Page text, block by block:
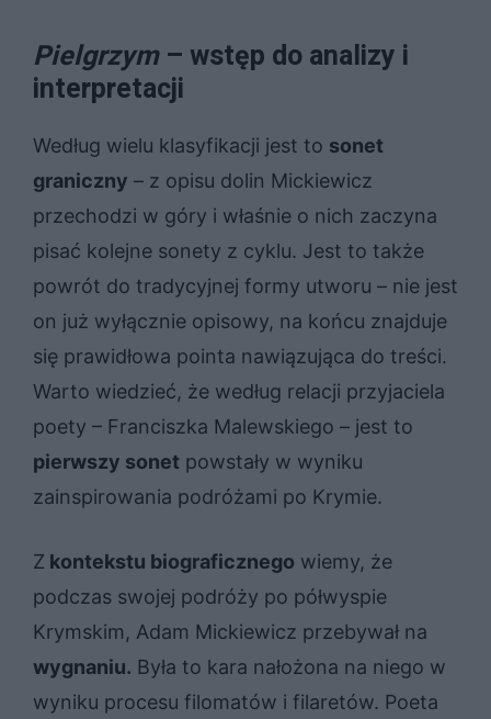
Pielgrzym– wstęp do analizy i
interpretacji
Według wielu klasyfikacji jest to sonet
graniczny – z opisu dolin Mickiewicz
przechodzi w góry i właśnie o nich zaczyna
pisać kolejne sonety z cyklu. Jest to także
powrót do tradycyjnej formy utworu – nie jest
on już wyłącznie opisowy, na końcu znajduje
się prawidłowa pointa nawiązująca do treści.
Warto wiedzieć, że według relacji przyjaciela
poety – Franciszka Malewskiego – jest to
pierwszy sonet powstały w wyniku
zainspirowania podróżami po Krymie.
Z kontekstu biograficznego wiemy, że
podczas swojej podróży po półwyspie
Krymskim, Adam Mickiewicz przebywał na
wygnaniu. Była to kara nałożona na niego w
wyniku procesu filomatów i filaretów. Poeta